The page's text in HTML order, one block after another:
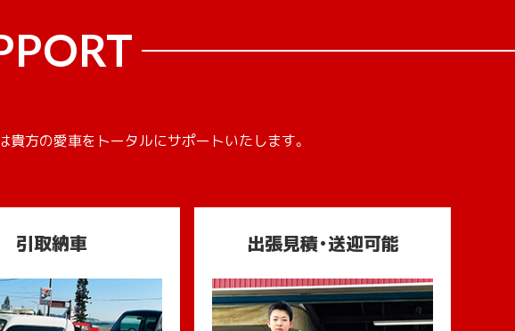
方の愛車をトータルにサポートいたします。
引取納車 出張見積・送迎可能